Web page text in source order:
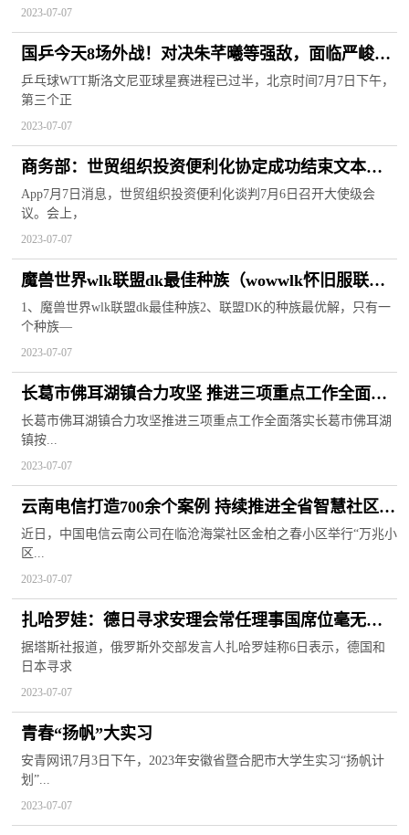
2023-07-07
国乒今天8场外战！对决朱芊曦等强敌，面临严峻考
验（附赛程）
乒乓球WTT斯洛文尼亚球星赛进程已过半，北京时间7月7日下午，
第三个正
2023-07-07
商务部：世贸组织投资便利化协定成功结束文本谈
判
App7月7日消息，世贸组织投资便利化谈判7月6日召开大使级会
议。会上，
2023-07-07
魔兽世界wlk联盟dk最佳种族（wowwlk怀旧服联盟
dk最佳种族是什么）
1、魔兽世界wlk联盟dk最佳种族2、联盟DK的种族最优解，只有一
个种族—
2023-07-07
长葛市佛耳湖镇合力攻坚 推进三项重点工作全面落
实
长葛市佛耳湖镇合力攻坚推进三项重点工作全面落实长葛市佛耳湖
镇按...
2023-07-07
云南电信打造700余个案例 持续推进全省智慧社区建
设
近日，中国电信云南公司在临沧海棠社区金柏之春小区举行“万兆小
区...
2023-07-07
扎哈罗娃：德日寻求安理会常任理事国席位毫无根
据
据塔斯社报道，俄罗斯外交部发言人扎哈罗娃称6日表示，德国和
日本寻求
2023-07-07
青春“扬帆”大实习
安青网讯7月3日下午，2023年安徽省暨合肥市大学生实习“扬帆计
划”...
2023-07-07